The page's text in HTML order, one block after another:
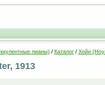
лианы) / Каталог / Хойи
1913